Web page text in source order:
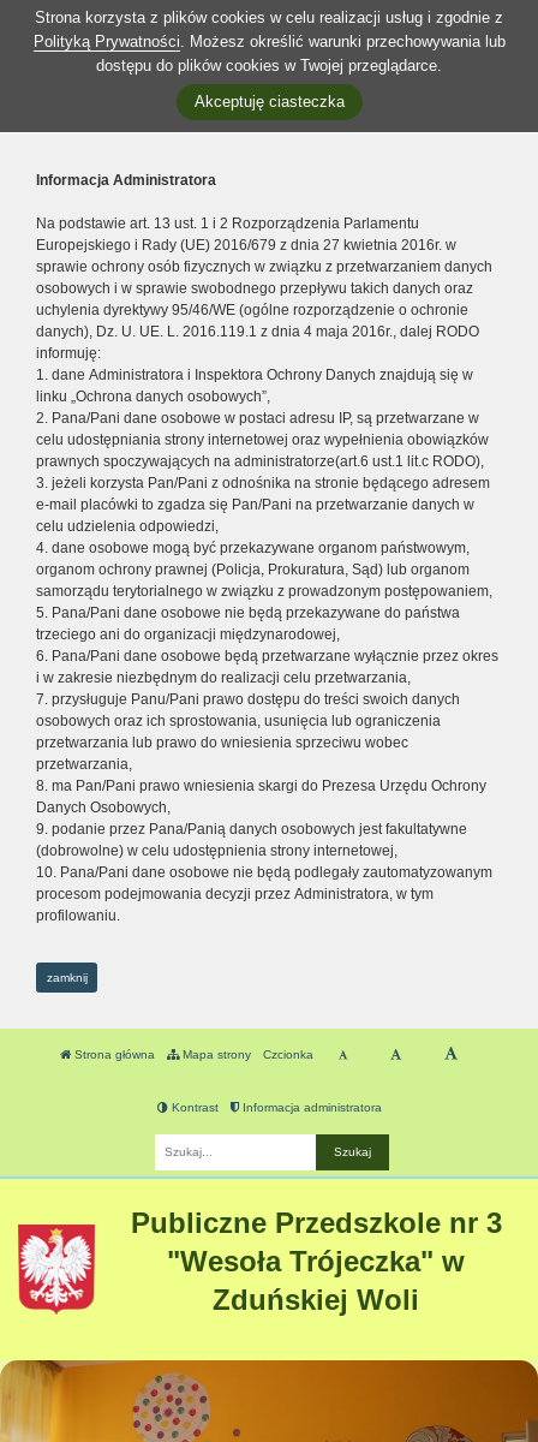
Strona korzysta z plików cookies w celu realizacji usług i zgodnie z
Polityką Prywatności. Możesz określić warunki przechowywania lub
dostępu do plików cookies w Twojej przeglądarce.
Akceptuję ciasteczka
Informacja Administratora
Na podstawie art. 13 ust. 1 i 2 Rozporządzenia Parlamentu
Europejskiego i Rady (UE) 2016/679 z dnia 27 kwietnia 2016r. w
sprawie ochrony osób fizycznych w związku z przetwarzaniem danych
osobowych i w sprawie swobodnego przepływu takich danych oraz
uchylenia dyrektywy 95/46/WE (ogólne rozporządzenie o ochronie
danych), Dz. U. UE. L. 2016.119.1 z dnia 4 maja 2016r., dalej RODO
informuję:
1. dane Administratora i Inspektora Ochrony Danych znajdują się w
linku „Ochrona danych osobowych”,
2. Pana/Pani dane osobowe w postaci adresu IP, są przetwarzane w
celu udostępniania strony internetowej oraz wypełnienia obowiązków
prawnych spoczywających na administratorze(art.6 ust.1 lit.c RODO),
3. jeżeli korzysta Pan/Pani z odnośnika na stronie będącego adresem
e-mail placówki to zgadza się Pan/Pani na przetwarzanie danych w
celu udzielenia odpowiedzi,
4. dane osobowe mogą być przekazywane organom państwowym,
organom ochrony prawnej (Policja, Prokuratura, Sąd) lub organom
samorządu terytorialnego w związku z prowadzonym postępowaniem,
5. Pana/Pani dane osobowe nie będą przekazywane do państwa
trzeciego ani do organizacji międzynarodowej,
6. Pana/Pani dane osobowe będą przetwarzane wyłącznie przez okres
i w zakresie niezbędnym do realizacji celu przetwarzania,
7. przysługuje Panu/Pani prawo dostępu do treści swoich danych
osobowych oraz ich sprostowania, usunięcia lub ograniczenia
przetwarzania lub prawo do wniesienia sprzeciwu wobec
przetwarzania,
8. ma Pan/Pani prawo wniesienia skargi do Prezesa Urzędu Ochrony
Danych Osobowych,
9. podanie przez Pana/Panią danych osobowych jest fakultatywne
(dobrowolne) w celu udostępnienia strony internetowej,
10. Pana/Pani dane osobowe nie będą podlegały zautomatyzowanym
procesom podejmowania decyzji przez Administratora, w tym
profilowaniu.
zamknij
Strona główna Mapa strony Czcionka
Kontrast Informacja administratora
Publiczne Przedszkole nr 3
"Wesoła Trójeczka" w
Zduńskiej Woli